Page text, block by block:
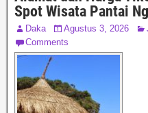
Spot Wisata Pantai
Daka Agustus 3, 2026
Comments